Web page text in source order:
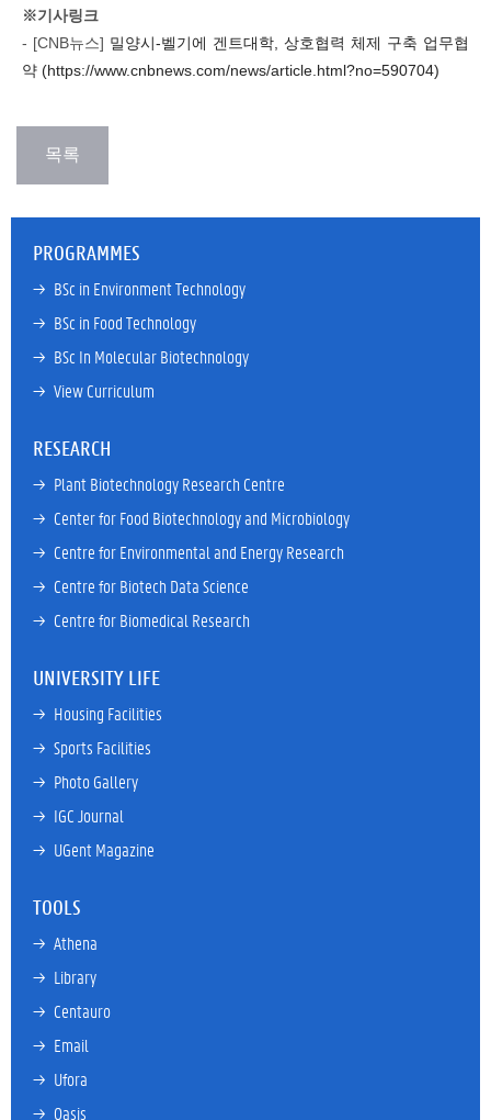
※기사링크
- [CNB뉴스] 밀양시-벨기에 겐트대학, 상호협력 체제 구축 업무협
약 (https://www.cnbnews.com/news/article.html?no=590704)
PROGRAMMES
→ BSc in Environment Technology
→ BSc in Food Technology
→ BSc In Molecular Biotechnology
→ View Curriculum
RESEARCH
→ Plant Biotechnology Research Centre
→ Center for Food Biotechnology and Microbiology
→ Centre for Environmental and Energy Research
→ Centre for Biotech Data Science
→ Centre for Biomedical Research
UNIVERSITY LIFE
→ Housing Facilities
→ Sports Facilities
→ Photo Gallery
→ IGC Journal
→ UGent Magazine
TOOLS
→ Athena
→ Library
→ Centauro
→ Email
→ Ufora
→ Oasis